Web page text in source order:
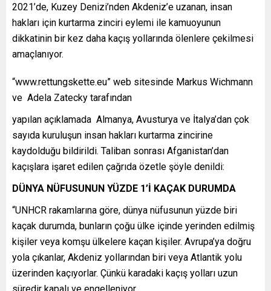
2021’de, Kuzey Denizi’nden Akdeniz’e uzanan, insan
hakları için kurtarma zinciri eylemi ile kamuoyunun
dikkatinin bir kez daha kaçış yollarında ölenlere çekilmesi
amaçlanıyor.
“www.rettungskette.eu” web sitesinde Markus Wichmann
ve Adela Zatecky tarafından
yapılan açıklamada Almanya, Avusturya ve İtalya’dan çok
sayıda kuruluşun insan hakları kurtarma zincirine
kaydolduğu bildirildi. Taliban sonrası Afganistan’dan
kaçışlara işaret edilen çağrıda özetle şöyle denildi:
DÜNYA NÜFUSUNUN YÜZDE 1’İ KAÇAK DURUMDA
“UNHCR rakamlarına göre, dünya nüfusunun yüzde biri
kaçak durumda, bunların çoğu ülke içinde yerinden edilmiş
kişiler veya komşu ülkelere kaçan kişiler. Avrupa’ya doğru
yola çıkanlar, Akdeniz yollarından biri veya Atlantik yolu
üzerinden kaçıyorlar. Çünkü karadaki kaçış yolları uzun
süredir kapalı ve engelleniyor.